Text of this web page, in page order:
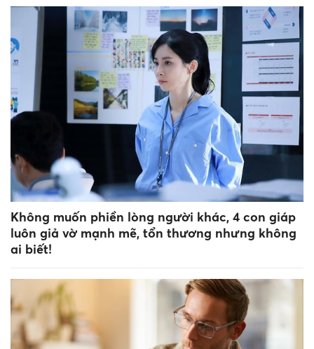
Không muốn phiền lòng người khác, 4 con giáp
luôn giả vờ mạnh mẽ, tổn thương nhưng không
ai biết!